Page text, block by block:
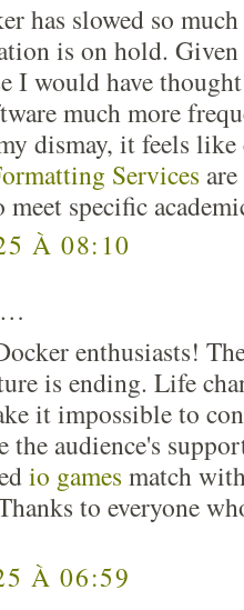
has slowed so
is on hold. Given
I would have
much more
dismay, it feels
Services
specific
À 08:10
enthusiasts!
is ending. Life
it impossible to
the audience's
io games match
to everyone
À 06:59